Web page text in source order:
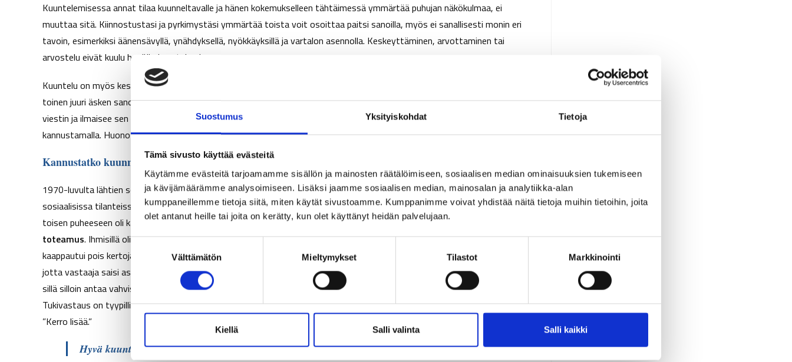
Suostumus Yksityiskohdat Tietoja
Tämä sivusto käyttää evästeitä
Käytämme evästeitä tarjoamamme sisällön ja mainosten räätälöimiseen, sosiaalisen median ominaisuuksien tukemiseen
ja kävijämäärämme analysoimiseen. Lisäksi jaamme sosiaalisen median, mainosalan ja analytiikka-alan
kumppaneillemme tietoja siitä, miten käytät sivustoamme. Kumppanimme voivat yhdistää näitä tietoja muihin tietoihin, joita
olet antanut heille tai joita on kerätty, kun olet käyttänyt heidän palvelujaan.
u
s
k
Välttämätön Mieltymykset Tilastot Markkinointi
Kiellä Salli valinta Salli kaikki
Kuuntelemisessa annat tilaa kuunneltavalle ja hänen kokemukselleen tähtäimessä ymmärtää puhujan näkökulmaa, ei
muuttaa sitä. Kiinnostustasi ja pyrkimystäsi ymmärtää toista voit osoittaa paitsi sanoilla, myös ei sanallisesti monin eri
tavoin, esimerkiksi äänensävyllä, ynähdyksellä, nyökkäyksillä ja vartalon asennolla. Keskeyttäminen, arvottaminen tai
arvostelu eivät kuulu hyvään kuuntelemiseen.
Kuuntelu on myös keskustelun kuljettamista ja vuorovaikutusta. Hyvänä kuuntelijana noteeraat ja viittaat siihen, mitä
toinen juuri äsken sanoi. Aktiivinen kuuntelu tapahtuu siinä järjestyksessä, että kuuntelija osoittaa ensin kuulleensa puhujan
viestin ja ilmaisee sen sanoin tai elein. Se jälkeen keskustelua voi kuljettaa eteenpäin, esimerkiksi ehdottamalla tai
kannustamalla. Huono kuuntelija puolestaan lähinnä odottaa omaa puheenvuoroaan tai puhuu päälle.
Kannustatko kuunneltavaa jatkamaan vai kaappaatko huomion itsellesi?
1970-luvulta lähtien sosiologi Charles Derber on ollut kiinnostunut ja tutkinut ihmisten käytöstä ja huomionhakuisuutta
sosiaalisissa tilanteissa. Litteroituaan yli sataa epävirallisista tallennettua pöytäkeskustelua hän tunnisti, että vastauksia
toisen puheeseen oli kahta lajia. Yleisempi olisiirtovastaus,joka ohjaa huomion puhujasta vastaajaan kuten
toteamus. Ihmisillä oli usein kiire kertoa omasta kokemuksesta, josta vastapuolen puhe muistutti ja näin keskustelun fokus
kaappautui pois kertojasta. Pöytäkeskusteluissa harvinaisempi olitukivastaus,joka kannusti puhujaa jatkamaan aiheesta
jotta vastaaja saisi asiasta paremman käsityksen. Hyvä kuuntelija suosii tukivastauksia, mikä onkin ratkaisevan tärkeää,
sillä silloin antaa vahvistusta ja palautetta kertojalle: ”Olen kiinnostunut kuulemaan lisää ja ymmärtämään sinua paremmin.”
Tukivastaus on tyypillisimmin toiseen viittaava avoin kysymys kuten: ”Mitä sinä sitten teit?”, ”Eikö se suututtanut sinua?”,
”Kerro lisää.”
Hyvä kuuntelija on hyvä kyselijä.